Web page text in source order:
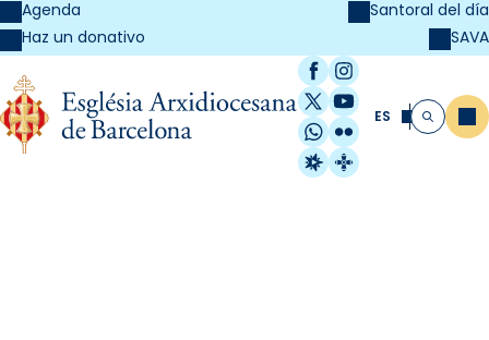
Agenda
Haz un donativo
Santoral del día
SAVA
Facebook
Instagram
X / Twitter
YouTube
WhatsApp
Flickr
Radio Estel
Catalunya
ES Buscar